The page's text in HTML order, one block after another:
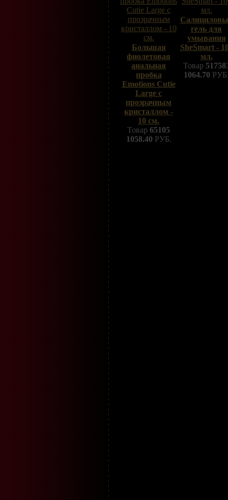
Большая
фиолетовая
анальная
пробка
Emotions Cutie
Large с
прозрачным
кристаллом -
10 см.
Товар 65105
1058.40РУБ.
гель для
умывания
SheSmart -
мл.
Товар
1064.70